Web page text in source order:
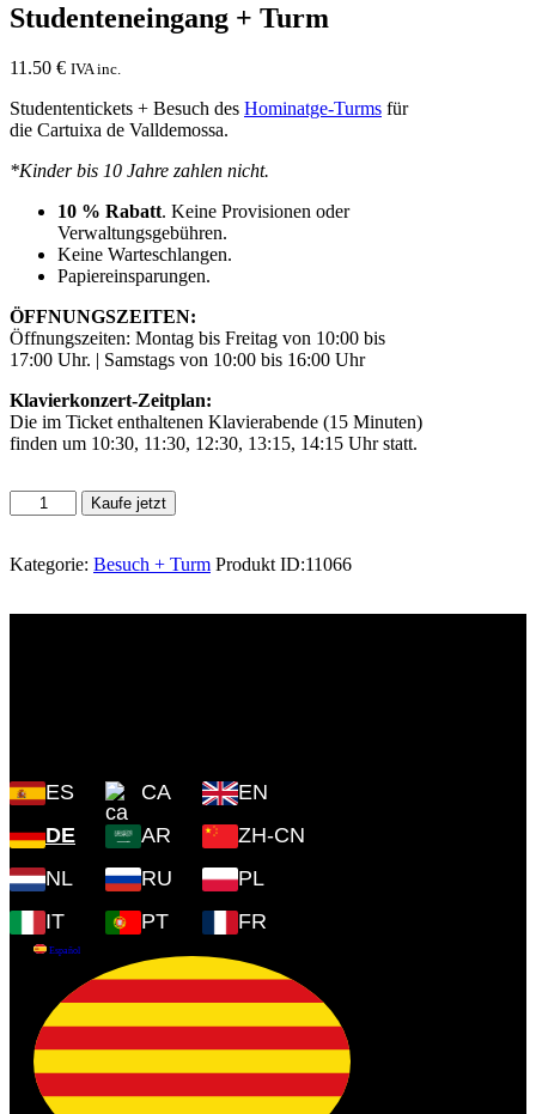
Studenteneingang + Turm
11.50 € IVA inc.
Studententickets + Besuch des Hominatge-Turms für
die Cartuixa de Valldemossa.
*Kinder bis 10 Jahre zahlen nicht.
10 % Rabatt. Keine Provisionen oder
Verwaltungsgebühren.
Keine Warteschlangen.
Papiereinsparungen.
ÖFFNUNGSZEITEN:
Öffnungszeiten: Montag bis Freitag von 10:00 bis
17:00 Uhr. | Samstags von 10:00 bis 16:00 Uhr
Klavierkonzert-Zeitplan:
Die im Ticket enthaltenen Klavierabende (15 Minuten)
finden um 10:30, 11:30, 12:30, 13:15, 14:15 Uhr statt.
Kaufe jetzt
Kategorie: Besuch + Turm Produkt ID:11066
ES CA
EN
DE
AR
ZH-CN
NL
RU
PL
IT
PT FR